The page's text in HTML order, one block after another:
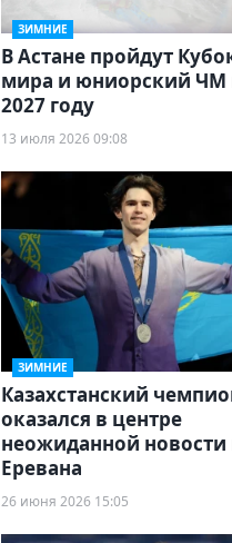
ЗИМНИЕ
В Астане пройдут
мира и юниорский ЧМ
2027 году
13 июля 2026 09:08
ЗИМНИЕ
Казахстанский
оказался в центре
неожиданной новости
Еревана
26 июня 2026 15:05